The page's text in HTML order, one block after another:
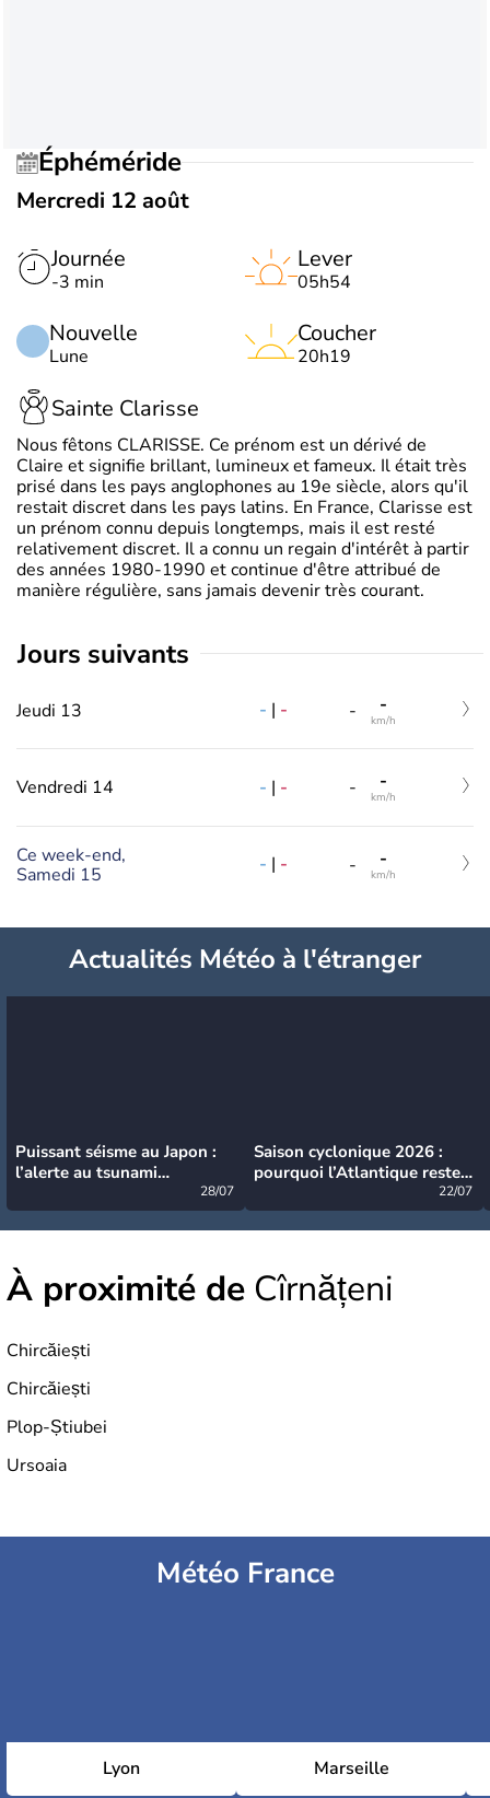
Éphéméride
Mercredi 12 août
Journée
-3 min
Nouvelle
Lune
Lever
05h54
Coucher
20h19
Sainte Clarisse
Nous fêtons CLARISSE. Ce prénom est un dérivé de
Claire et signifie brillant, lumineux et fameux. Il était très
prisé dans les pays anglophones au 19e siècle, alors qu'il
restait discret dans les pays latins. En France, Clarisse est
un prénom connu depuis longtemps, mais il est resté
relativement discret. Il a connu un regain d'intérêt à partir
des années 1980-1990 et continue d'être attribué de
manière régulière, sans jamais devenir très courant.
jours suivants
Jeudi 13 - | - - -
km/h
Vendredi 14 - | - - -
km/h
Ce week-end,
Samedi 15
- | - - -
km/h
Actualités Météo à l'étranger
Puissant séisme au Japon :
l’alerte au tsunami
28/07
Saison cyclonique 2026 :
pourquoi l’Atlantique reste
22/07
À proximité de Cîrnățeni
Chircăiești
Chircăiești
Plop-Știubei
Ursoaia
Météo France
Lyon Marseille